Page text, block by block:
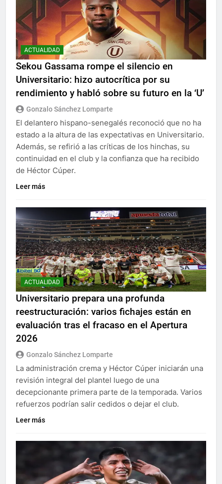
ACTUALIDAD
Sekou Gassama rompe el silencio en
Universitario: hizo autocrítica por su
rendimiento y habló sobre su futuro en la ‘U’
Gonzalo Sánchez Lomparte
El delantero hispano-senegalés reconoció que no ha
estado a la altura de las expectativas en Universitario.
Además, se refirió a las críticas de los hinchas, su
continuidad en el club y la confianza que ha recibido
de Héctor Cúper.
Leer más
ACTUALIDAD
Universitario prepara una profunda
reestructuración: varios fichajes están en
evaluación tras el fracaso en el Apertura
2026
Gonzalo Sánchez Lomparte
La administración crema y Héctor Cúper iniciarán una
revisión integral del plantel luego de una
decepcionante primera parte de la temporada. Varios
refuerzos podrían salir cedidos o dejar el club.
Leer más